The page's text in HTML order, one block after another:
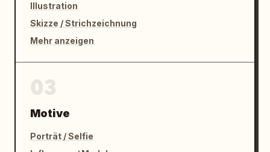
Illustration
Skizze / Strichzeichnung
Mehr anzeigen
Motive
Porträt / Selfie